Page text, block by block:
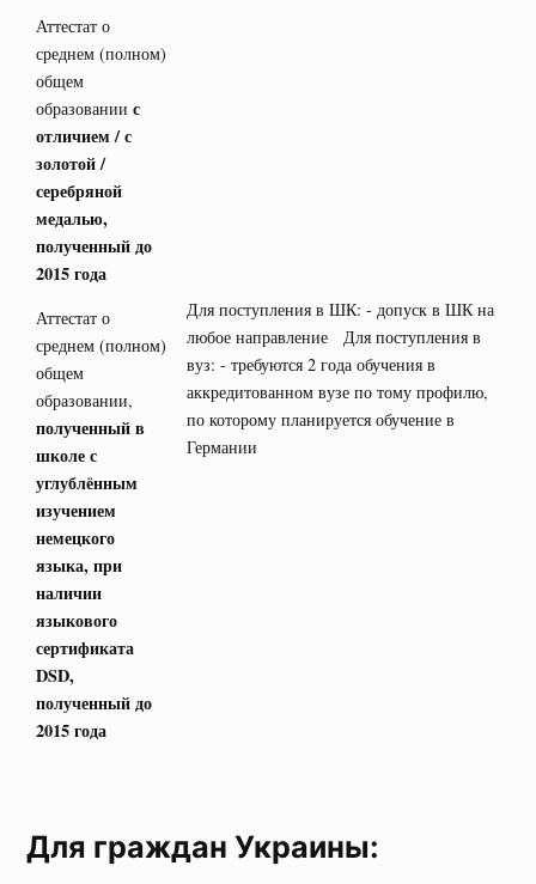
Аттестат о
среднем (полном)
общем
образовании с
отличием / с
золотой /
серебряной
медалью,
полученный до
2015 года
Для поступления в ШК: - допуск в ШК на
любое направление Для поступления в
вуз: - требуются 2 года обучения в
аккредитованном вузе по тому профилю,
по которому планируется обучение в
Германии
Аттестат о
среднем (полном)
общем
образовании,
полученный в
школе с
углублённым
изучением
немецкого
языка, при
наличии
языкового
сертификата
DSD,
полученный до
2015 года
Для граждан Украины: